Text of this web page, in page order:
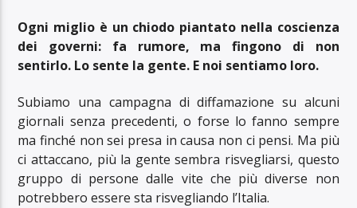
Ogni miglio è un chiodo piantato nella coscienza
dei governi: fa rumore, ma fingono di non
sentirlo. Lo sente la gente. E noi sentiamo loro.
Subiamo una campagna di diffamazione su alcuni
giornali senza precedenti, o forse lo fanno sempre
ma finché non sei presa in causa non ci pensi. Ma più
ci attaccano, più la gente sembra risvegliarsi, questo
gruppo di persone dalle vite che più diverse non
potrebbero essere sta risvegliando l’Italia.